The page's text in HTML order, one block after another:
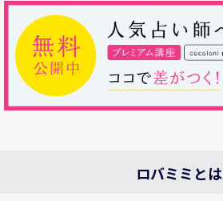
ロバミミとは